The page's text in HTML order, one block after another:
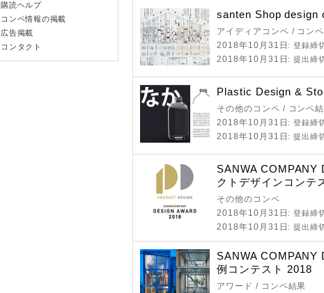
購読ヘルプ
コンペ情報の掲載
広告掲載
コンタクト
santen Shop design
アイディアコンペ / コン
2018年10月31日 : 登録締
2018年10月31日 : 提出締
Plastic Design &
その他のコンペ / コンペ
2018年10月31日 : 登録締
2018年10月31日 : 提出締
SANWA COMPANY
クトデザインコンテ
その他のコンペ
2018年10月31日 : 登録締
2018年10月31日 : 提出締
SANWA COMPANY
例コンテスト 2018
アワード / コンペ結果